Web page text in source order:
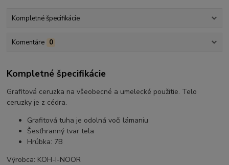
Kompletné špecifikácie
Komentáre 0
Kompletné špecifikácie
Grafitová ceruzka na všeobecné a umelecké použitie. Telo
ceruzky je z cédra.
Grafitová tuha je odolná voči lámaniu
Šesťhranný tvar tela
Hrúbka: 7B
Výrobca: KOH-I-NOOR